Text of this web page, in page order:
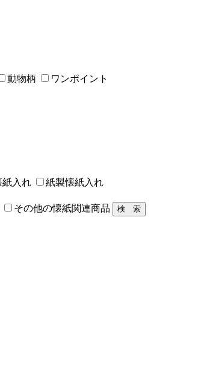
動物柄 ワンポイント
紙入れ 紙製懐紙入れ
その他の懐紙関連商品